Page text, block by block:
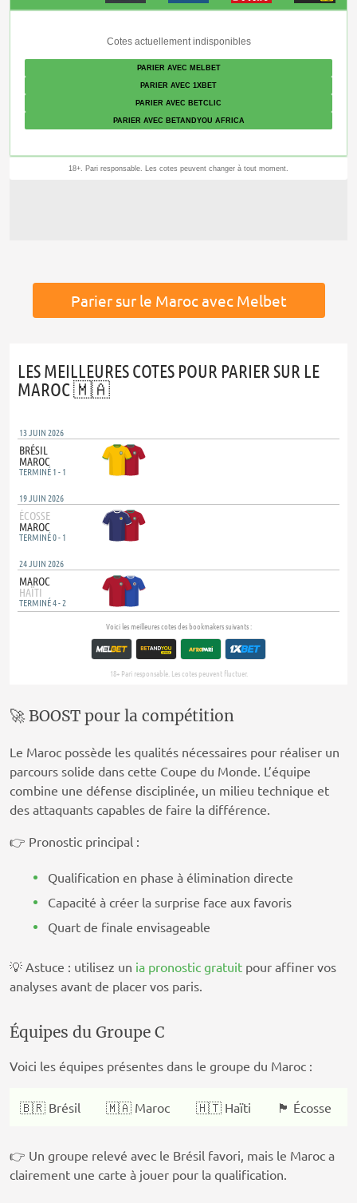
Parier sur le Maroc avec Melbet
🚀 BOOST pour la compétition
Le Maroc possède les qualités nécessaires pour réaliser un
parcours solide dans cette Coupe du Monde. L’équipe
combine une défense disciplinée, un milieu technique et
des attaquants capables de faire la différence.
👉 Pronostic principal :
Qualification en phase à élimination directe
Capacité à créer la surprise face aux favoris
Quart de finale envisageable
💡 Astuce : utilisez un ia pronostic gratuit pour affiner vos
analyses avant de placer vos paris.
Équipes du Groupe C
Voici les équipes présentes dans le groupe du Maroc :
🇧🇷 Brésil 🇲🇦 Maroc 🇭🇹 Haïti 🏴󠁧󠁢󠁳󠁣󠁴󠁿 Écosse
👉 Un groupe relevé avec le Brésil favori, mais le Maroc a
clairement une carte à jouer pour la qualification.